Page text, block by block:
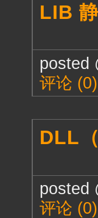
LIB
posted
评论 (0)
DLL
posted
评论 (0)